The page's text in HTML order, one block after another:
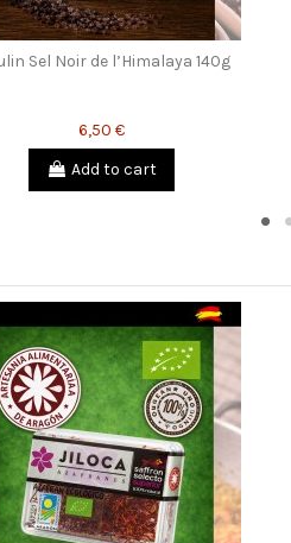
Sel Noir de l’Himalaya 140g
6,50 €
Add to cart